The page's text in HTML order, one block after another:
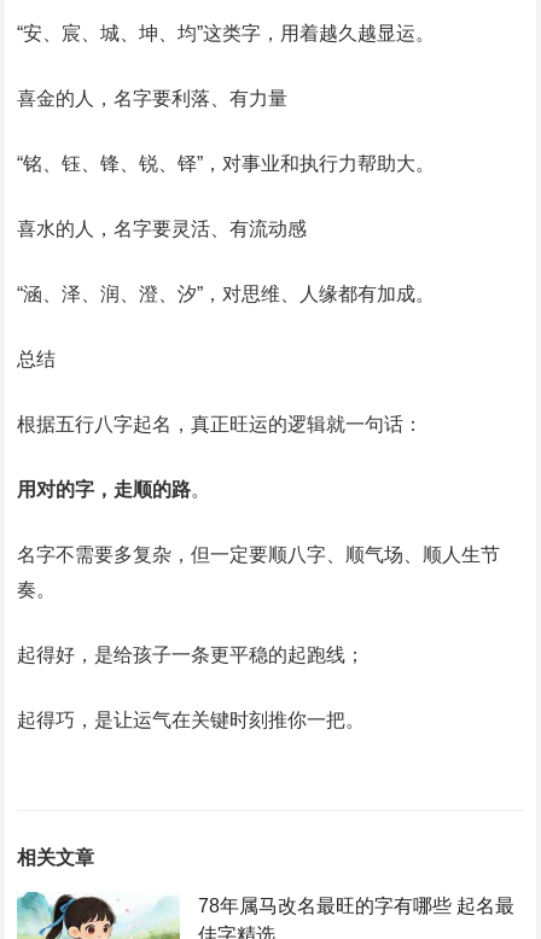
“安、宸、城、坤、均”这类字，用着越久越显运。
喜金的人，名字要利落、有力量
“铭、钰、锋、锐、铎”，对事业和执行力帮助大。
喜水的人，名字要灵活、有流动感
“涵、泽、润、澄、汐”，对思维、人缘都有加成。
总结
根据五行八字起名，真正旺运的逻辑就一句话：
用对的字，走顺的路。
名字不需要多复杂，但一定要顺八字、顺气场、顺人生节
奏。
起得好，是给孩子一条更平稳的起跑线；
起得巧，是让运气在关键时刻推你一把。
相关文章
78年属马改名最旺的字有哪些 起名最